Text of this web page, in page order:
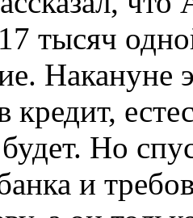
тысяч
кредит,
Но
и